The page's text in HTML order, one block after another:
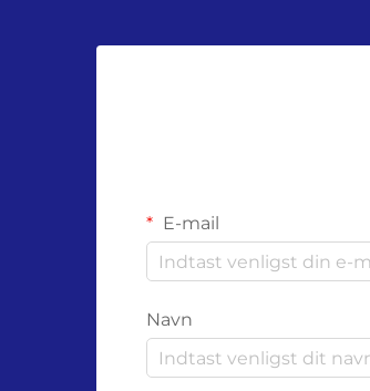
E-mail
Navn